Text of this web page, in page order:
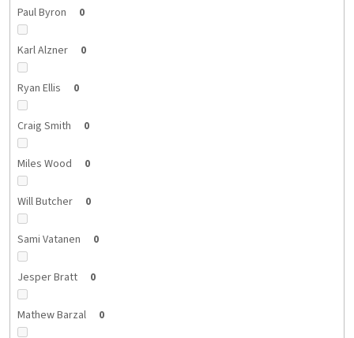
Paul Byron 0
Karl Alzner 0
Ryan Ellis 0
Craig Smith 0
Miles Wood 0
Will Butcher 0
Sami Vatanen 0
Jesper Bratt 0
Mathew Barzal 0